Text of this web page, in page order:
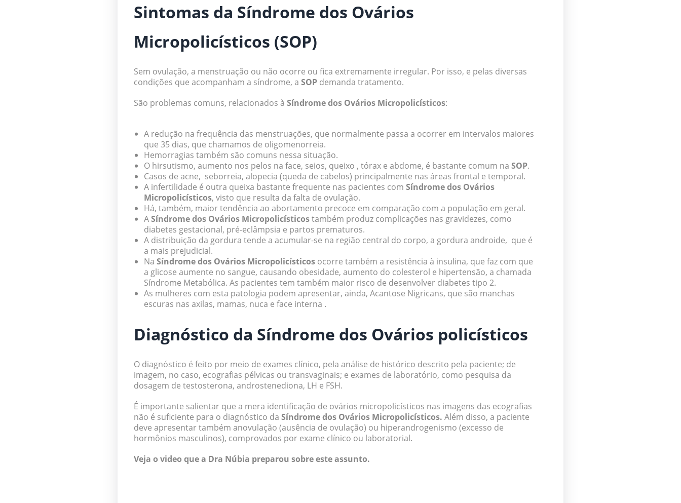
Sintomas da Síndrome dos Ovários
Micropolicísticos (SOP)
Sem ovulação, a menstruação ou não ocorre ou fica extremamente irregular. Por isso, e pelas diversas
condições que acompanham a síndrome, a SOP demanda tratamento.
São problemas comuns, relacionados à Síndrome dos Ovários Micropolicísticos:
A redução na frequência das menstruações, que normalmente passa a ocorrer em intervalos maiores
que 35 dias, que chamamos de oligomenorreia.
Hemorragias também são comuns nessa situação.
O hirsutismo, aumento nos pelos na face, seios, queixo , tórax e abdome, é bastante comum na SOP.
Casos de acne, seborreia, alopecia (queda de cabelos) principalmente nas áreas frontal e temporal.
A infertilidade é outra queixa bastante frequente nas pacientes com Síndrome dos Ovários
Micropolicísticos, visto que resulta da falta de ovulação.
Há, também, maior tendência ao abortamento precoce em comparação com a população em geral.
ASíndrome dos Ovários Micropolicísticostambém produz complicações nas gravidezes, como
diabetes gestacional, pré-eclâmpsia e partos prematuros.
A distribuição da gordura tende a acumular-se na região central do corpo, a gordura androide, que é
a mais prejudicial.
Na Síndrome dos Ovários Micropolicísticos ocorre também a resistência à insulina, que faz com que
a glicose aumente no sangue, causando obesidade, aumento do colesterol e hipertensão, a chamada
Síndrome Metabólica. As pacientes tem também maior risco de desenvolver diabetes tipo 2.
As mulheres com esta patologia podem apresentar, ainda, Acantose Nigricans, que são manchas
escuras nas axilas, mamas, nuca e face interna .
Diagnóstico da Síndrome dos Ovários policísticos
O diagnóstico é feito por meio de exames clínico, pela análise de histórico descrito pela paciente; de
imagem, no caso, ecografias pélvicas ou transvaginais; e exames de laboratório, como pesquisa da
dosagem de testosterona, androstenediona, LH e FSH.
É importante salientar que a mera identificação de ovários micropolicísticos nas imagens das ecografias
não é suficiente para o diagnóstico da Síndrome dos Ovários Micropolicísticos. Além disso, a paciente
deve apresentar também anovulação (ausência de ovulação) ou hiperandrogenismo (excesso de
hormônios masculinos), comprovados por exame clínico ou laboratorial.
Veja o video que a Dra Núbia preparou sobre este assunto.